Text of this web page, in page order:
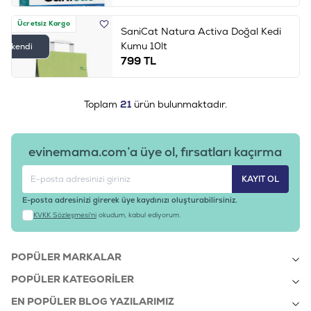
Ücretsiz Kargo
Tükendi
SaniCat Natura Activa Doğal Kedi
Kumu 10lt
799TL
Toplam 21 ürün bulunmaktadır.
evinemama.com’a üye ol, fırsatları kaçırma
KAYIT OL
E-posta adresinizi girerek üye kaydınızı oluşturabilirsiniz.
KVKK Sözleşmesi'ni okudum, kabul ediyorum.
POPÜLER MARKALAR
POPÜLER KATEGORILER
EN POPÜLER BLOG YAZILARIMIZ